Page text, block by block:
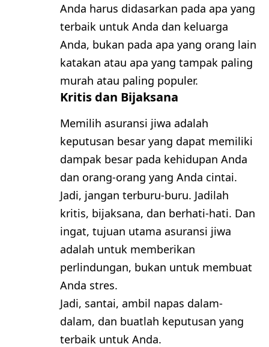
Anda harus didasarkan pada apa yang
terbaik untuk Anda dan keluarga
Anda, bukan pada apa yang orang lain
katakan atau apa yang tampak paling
murah atau paling populer.
Kritis dan Bijaksana
Memilih asuransi jiwa adalah
keputusan besar yang dapat memiliki
dampak besar pada kehidupan Anda
dan orang-orang yang Anda cintai.
Jadi, jangan terburu-buru. Jadilah
kritis, bijaksana, dan berhati-hati. Dan
ingat, tujuan utama asuransi jiwa
adalah untuk memberikan
perlindungan, bukan untuk membuat
Anda stres.
Jadi, santai, ambil napas dalam-
dalam, dan buatlah keputusan yang
terbaik untuk Anda.